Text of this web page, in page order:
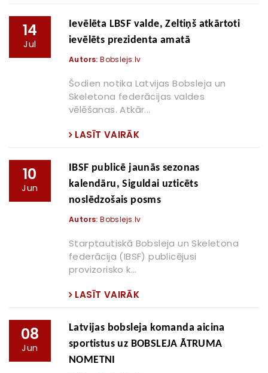
14
Jul
Ievēlēta LBSF valde, Zeltiņš atkārtoti
ievēlēts prezidenta amatā
Autors: Bobslejs.lv
Šodien notika Latvijas Bobsleja un
Skeletona federācijas valdes
vēlēšanas. Atkār...
LASĪT VAIRĀK
10
Jun
IBSF publicē jaunās sezonas
kalendāru, Siguldai uzticēts
noslēdzošais posms
Autors: Bobslejs.lv
Starptautiskā Bobsleja un Skeletona
federācija (IBSF) publicējusi
provizorisko k...
LASĪT VAIRĀK
08
Jun
Latvijas bobsleja komanda aicina
sportistus uz BOBSLEJA ĀTRUMA
NOMETNI